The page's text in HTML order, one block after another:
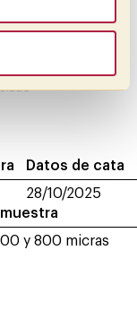
Datos de cata
28/10/2025
y 800 micras